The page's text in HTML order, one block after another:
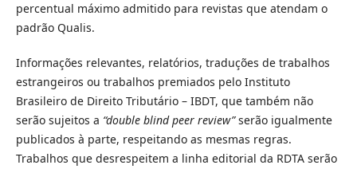
percentual máximo admitido para revistas que atendam o
padrão Qualis.
Informações relevantes, relatórios, traduções de trabalhos
estrangeiros ou trabalhos premiados pelo Instituto
Brasileiro de Direito Tributário – IBDT, que também não
serão sujeitos a “double blind peer review”serão igualmente
publicados à parte, respeitando as mesmas regras.
Trabalhos que desrespeitem a linha editorial da RDTA serão